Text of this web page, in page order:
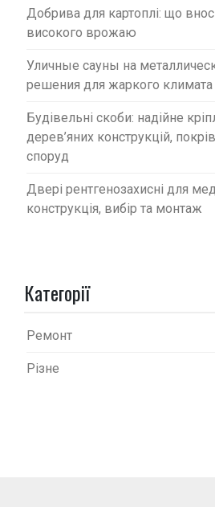
Добрива для картоплі: що
високого врожаю
Уличные сауны на
решения для жаркого климата
Будівельні скоби: надійне
дерев’яних конструкцій,
споруд
Двері рентгенозахисні для
конструкція, вибір та монтаж
Категорії
Ремонт
Різне